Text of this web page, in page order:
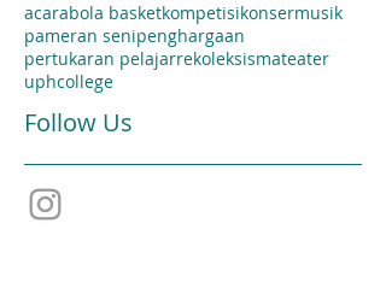
acarabola basketkompetisikonsermusik
pameran senipenghargaan
pertukaran pelajarrekoleksismateater
uphcollege
Follow Us